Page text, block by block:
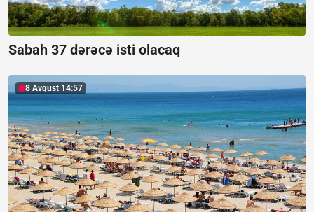
Sabah 37 dərəcə isti olacaq
8 Avqust 14:57